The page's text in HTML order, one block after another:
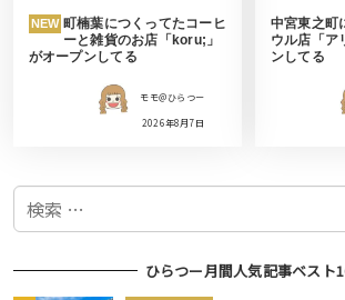
NEW 町楠葉につくってたコーヒ
ーと雑貨のお店「koru;」
がオープンしてる
モモ＠ひらつー
2026年8月7日
中宮東之町
ウル店「ア
ンしてる
検
ひらつー月間人気記事ベスト